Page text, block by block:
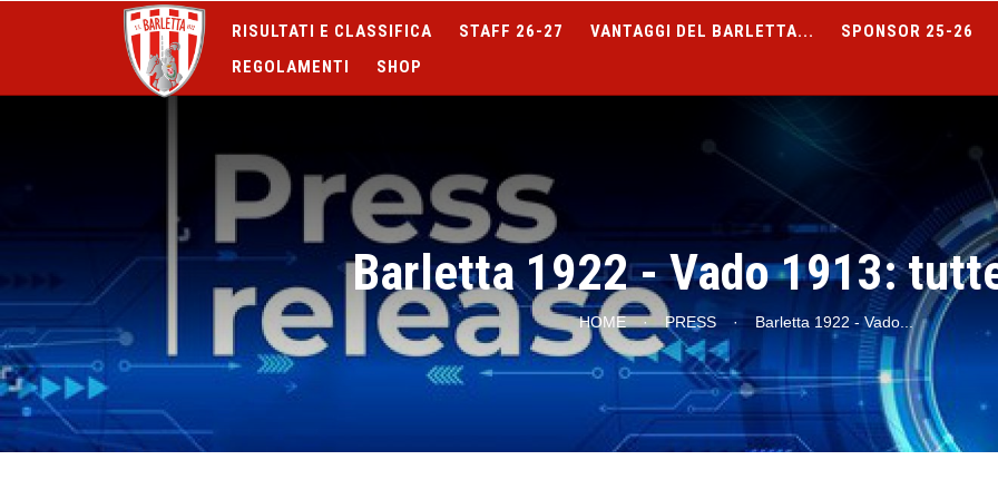
RISULTATI E CLASSIFICA STAFF 26-27 VANTAGGI DEL BARLETTA... SPONSOR 25-26
REGOLAMENTI
SHOP
Barletta 1922 - Vado 1913:
HOME · PRESS · Barletta 1922 - Vado...